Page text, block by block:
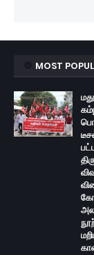
MOST